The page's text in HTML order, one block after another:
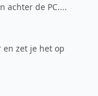
achter de PC....
en zet je het op